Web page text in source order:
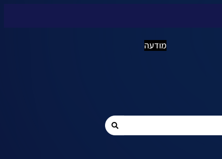
מודעה